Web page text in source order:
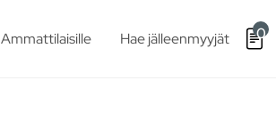
Ammattilaisille Hae jälleenmyyjät 0